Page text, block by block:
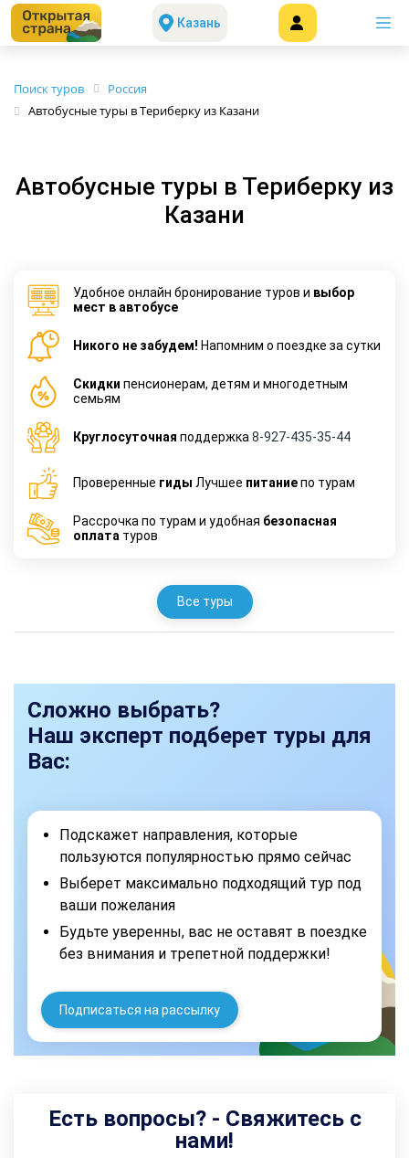
Казань
Поиск туров
Россия
Автобусные туры в Териберку из Казани
Автобусные туры в Териберку из
Казани
Удобное онлайн бронирование туров и выбор
мест в автобусе
Никого не забудем! Напомним о поездке за сутки
Cкидки пенсионерам, детям и многодетным
семьям
Круглосуточная поддержка 8-927-435-35-44
Проверенные гиды Лучшее питаниепо турам
Рассрочка по турам и удобная безопасная
оплата туров
Все туры
Сложно выбрать?
Наш эксперт подберет туры для
Вас:
Подскажет направления, которые
пользуются популярностью прямо сейчас
Выберет максимально подходящий тур под
ваши пожелания
Будьте уверенны, вас не оставят в поездке
без внимания и трепетной поддержки!
Подписаться на рассылку
Есть вопросы? - Свяжитесь с
нами!